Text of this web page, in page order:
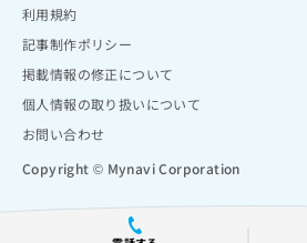
利用規約
記事制作ポリシー
掲載情報の修正について
個人情報の取り扱いについて
お問い合わせ
Copyright © Mynavi Corporation